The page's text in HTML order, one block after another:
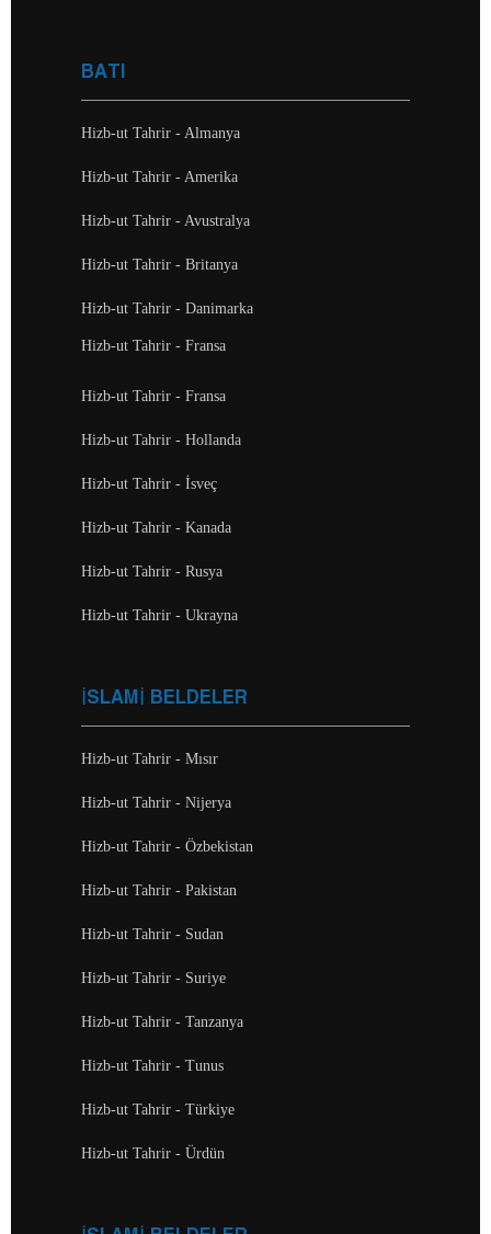
BATI
Hizb-ut Tahrir - Almanya
Hizb-ut Tahrir - Amerika
Hizb-ut Tahrir - Avustralya
Hizb-ut Tahrir - Britanya
Hizb-ut Tahrir - Danimarka
Hizb-ut Tahrir - Fransa
Hizb-ut Tahrir - Fransa
Hizb-ut Tahrir - Hollanda
Hizb-ut Tahrir - İsveç
Hizb-ut Tahrir - Kanada
Hizb-ut Tahrir - Rusya
Hizb-ut Tahrir - Ukrayna
İSLAMİ BELDELER
Hizb-ut Tahrir - Mısır
Hizb-ut Tahrir - Nijerya
Hizb-ut Tahrir - Özbekistan
Hizb-ut Tahrir - Pakistan
Hizb-ut Tahrir - Sudan
Hizb-ut Tahrir - Suriye
Hizb-ut Tahrir - Tanzanya
Hizb-ut Tahrir - Tunus
Hizb-ut Tahrir - Türkiye
Hizb-ut Tahrir - Ürdün